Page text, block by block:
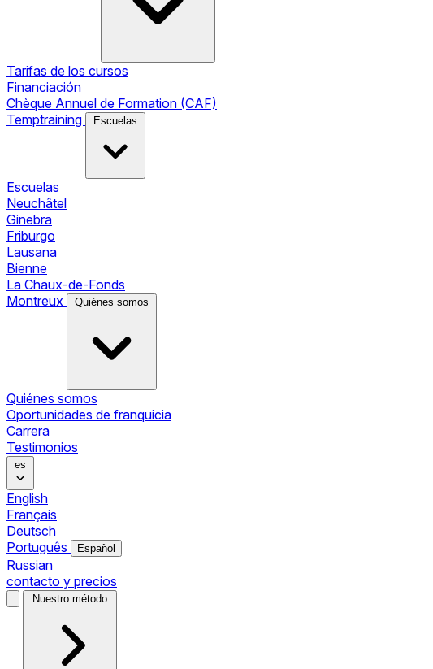
Tarifas de los cursos
Financiación
Chèque Annuel de Formation (CAF)
Temptraining
Escuelas
Escuelas
Neuchâtel
Ginebra
Friburgo
Lausana
Bienne
La Chaux-de-Fonds
Montreux
Quiénes somos
Quiénes somos
Oportunidades de franquicia
Carrera
Testimonios
es
English
Français
Deutsch
Português
Español
Russian
contacto y precios
Nuestro método